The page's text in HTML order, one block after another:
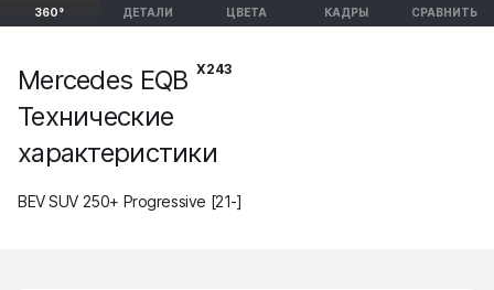
360° ДЕТАЛИ ЦВЕТА КАДРЫ СРАВНИТЬ
Mercedes EQB X243
Технические
характеристики
BEV SUV 250+ Progressive [21-]